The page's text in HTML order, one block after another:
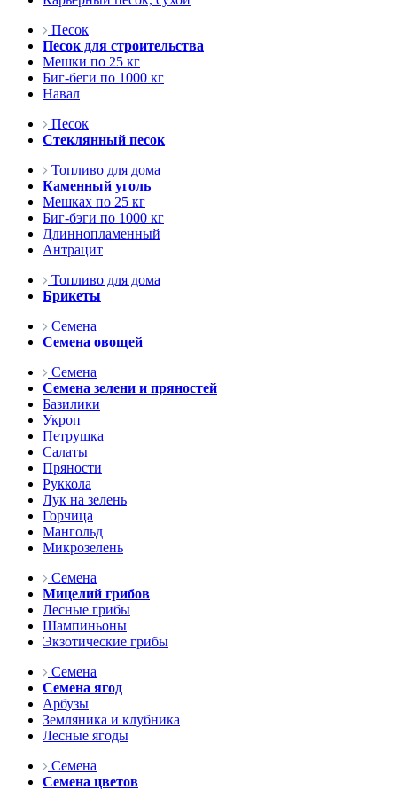
Песок
Песок для строительства
Мешки по 25 кг
Биг-беги по 1000 кг
Навал
Песок
Стеклянный песок
Топливо для дома
Каменный уголь
Мешках по 25 кг
Биг-бэги по 1000 кг
Длиннопламенный
Антрацит
Топливо для дома
Брикеты
Семена
Семена овощей
Семена
Семена зелени и пряностей
Базилики
Укроп
Петрушка
Салаты
Пряности
Руккола
Лук на зелень
Горчица
Мангольд
Микрозелень
Семена
Мицелий грибов
Лесные грибы
Шампиньоны
Экзотические грибы
Семена
Семена ягод
Арбузы
Земляника и клубника
Лесные ягоды
Семена
Семена цветов